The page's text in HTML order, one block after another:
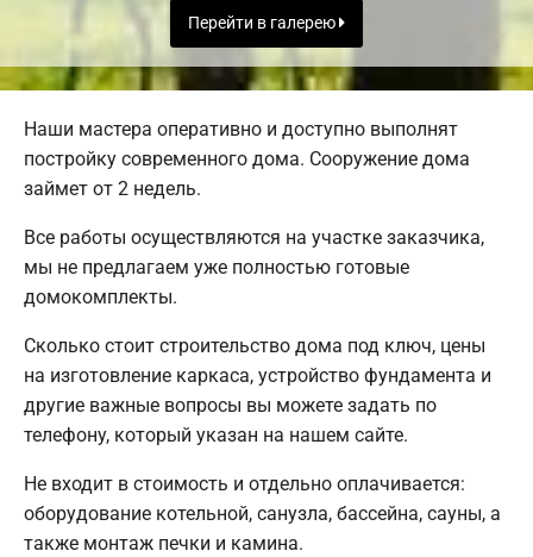
Перейти в галерею
Наши мастера оперативно и доступно выполнят
постройку современного дома. Сооружение дома
займет от 2 недель.
Все работы осуществляются на участке заказчика,
мы не предлагаем уже полностью готовые
домокомплекты.
Сколько стоит строительство дома под ключ, цены
на изготовление каркаса, устройство фундамента и
другие важные вопросы вы можете задать по
телефону, который указан на нашем сайте.
Не входит в стоимость и отдельно оплачивается:
оборудование котельной, санузла, бассейна, сауны, а
также монтаж печки и камина.